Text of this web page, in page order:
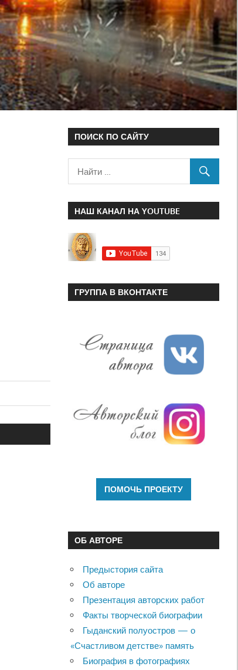
ПОИСК ПО САЙТУ
НАШ КАНАЛ НА YOUTUBE
ГРУППА В ВКОНТАКТЕ
ОБ АВТОРЕ
Предыстория сайта
Об авторе
Презентация авторских работ
Факты творческой биографии
Гыданский полуостров — о
«Счастливом детстве» память
Биография в фотографиях